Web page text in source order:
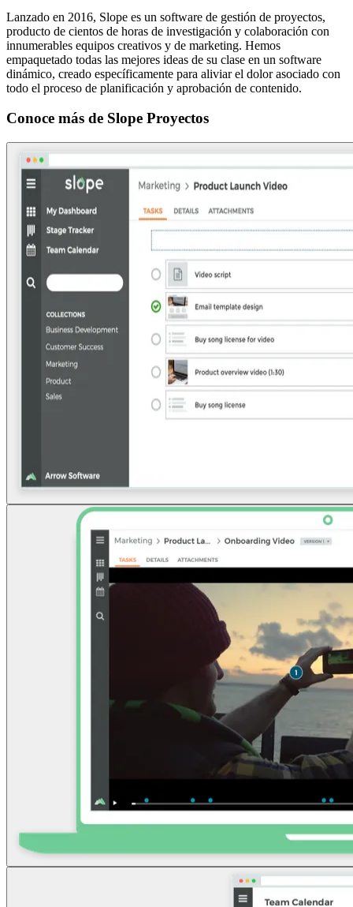
Lanzado en 2016, Slope es un software de gestión de proyectos,
producto de cientos de horas de investigación y colaboración con
innumerables equipos creativos y de marketing. Hemos
empaquetado todas las mejores ideas de su clase en un software
dinámico, creado específicamente para aliviar el dolor asociado con
todo el proceso de planificación y aprobación de contenido.
Conoce más de Slope Proyectos